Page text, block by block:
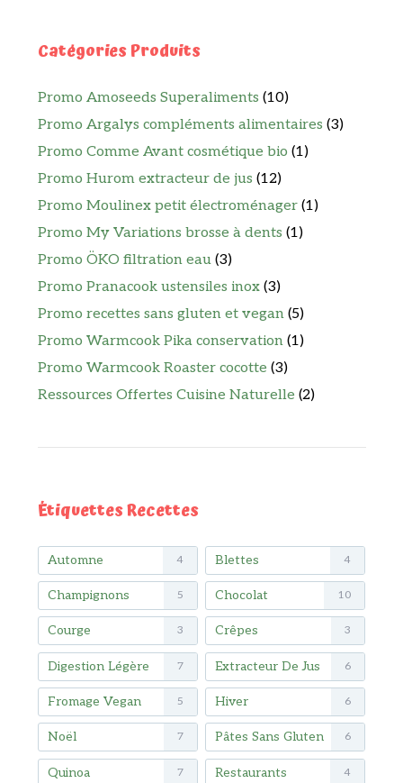
Catégories Produits
Promo Amoseeds Superaliments (10)
Promo Argalys compléments alimentaires (3)
Promo Comme Avant cosmétique bio (1)
Promo Hurom extracteur de jus (12)
Promo Moulinex petit électroménager (1)
Promo My Variations brosse à dents (1)
Promo ÖKO filtration eau (3)
Promo Pranacook ustensiles inox (3)
Promo recettes sans gluten et vegan (5)
Promo Warmcook Pika conservation (1)
Promo Warmcook Roaster cocotte (3)
Ressources Offertes Cuisine Naturelle (2)
Étiquettes Recettes
Automne 4 Blettes 4
Champignons 5 Chocolat 10
Courge 3 Crêpes 3
Digestion Légère 7 Extracteur De Jus 6
Fromage Vegan 5 Hiver 6
Noël 7 Pâtes Sans Gluten 6
Quinoa 7 Restaurants 4